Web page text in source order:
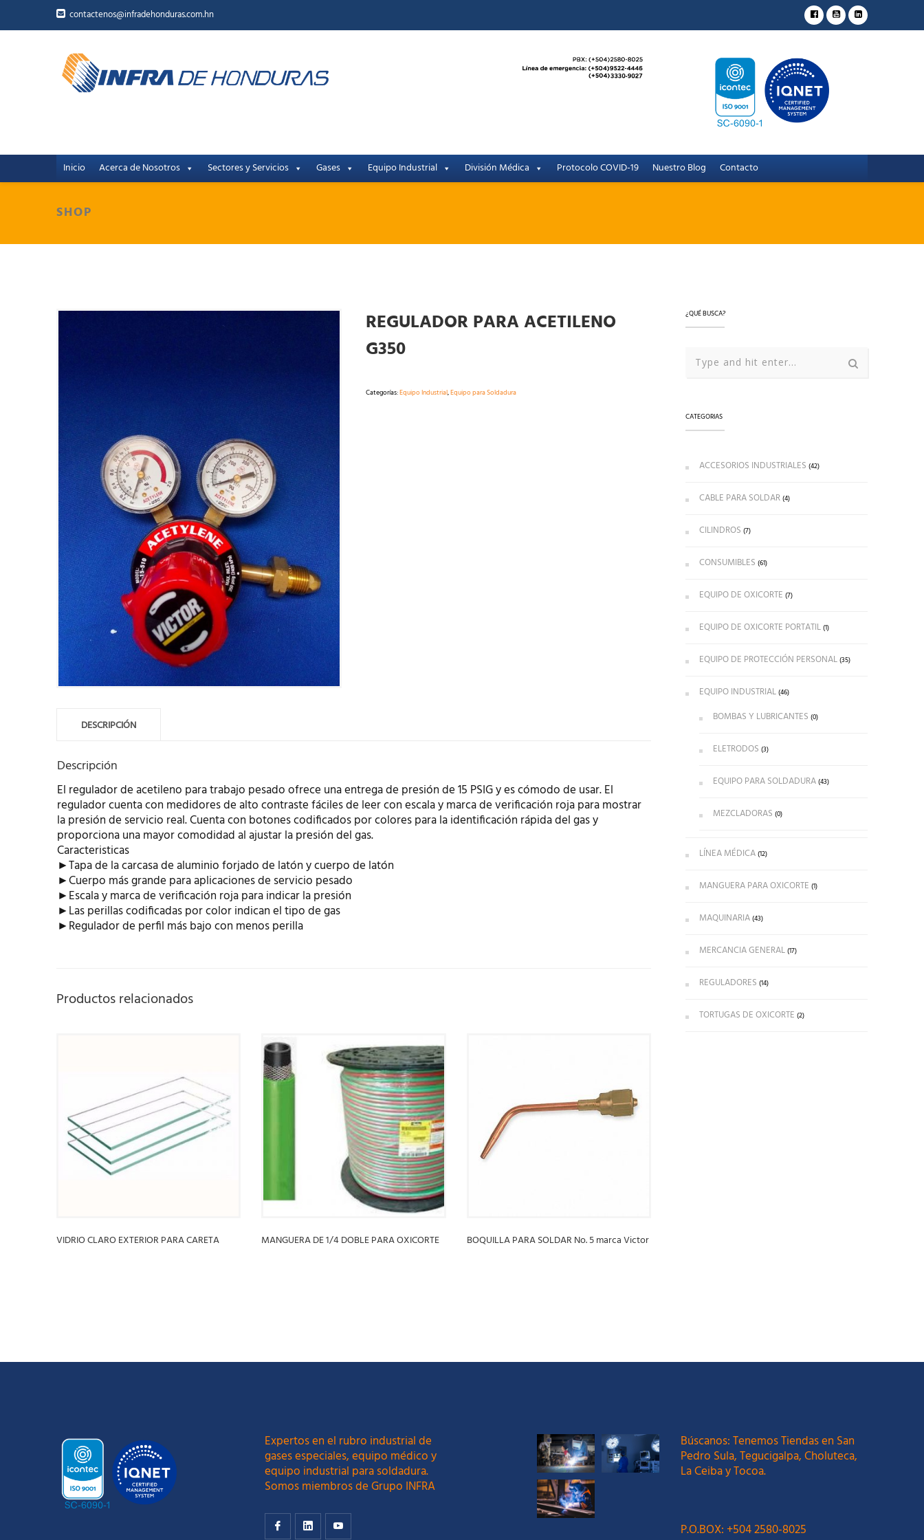
contactenos@infradehonduras.com.hn
Inicio Acerca de Nosotros Sectores y Servicios Gases Equipo Industrial División Médica Protocolo COVID-19 Nuestro Blog Contacto
SHOP
REGULADOR PARA ACETILENO
G350
Categorías:Equipo Industrial,Equipo para Soldadura
DESCRIPCIÓN
Descripción
El regulador de acetileno para trabajo pesado ofrece una entrega de presión de 15 PSIG y es cómodo de usar. El
regulador cuenta con medidores de alto contraste fáciles de leer con escala y marca de verificación roja para mostrar
la presión de servicio real. Cuenta con botones codificados por colores para la identificación rápida del gas y
proporciona una mayor comodidad al ajustar la presión del gas.
Caracteristicas
►Tapa de la carcasa de aluminio forjado de latón y cuerpo de latón
►Cuerpo más grande para aplicaciones de servicio pesado
►Escala y marca de verificación roja para indicar la presión
►Las perillas codificadas por color indican el tipo de gas
►Regulador de perfil más bajo con menos perilla
Productos relacionados
VIDRIO CLARO EXTERIOR PARA CARETA MANGUERA DE 1/4 DOBLE PARA OXICORTE BOQUILLA PARA SOLDAR No. 5 marca Victor
¿QUÉ BUSCA?
CATEGORIAS
ACCESORIOS INDUSTRIALES (42)
CABLE PARA SOLDAR(4)
CILINDROS (7)
CONSUMIBLES (61)
EQUIPO DE OXICORTE (7)
EQUIPO DE OXICORTE PORTATIL(1)
EQUIPO DE PROTECCIÓN PERSONAL(35)
EQUIPO INDUSTRIAL(46)
BOMBAS Y LUBRICANTES (0)
ELETRODOS (3)
EQUIPO PARA SOLDADURA(43)
MEZCLADORAS (0)
LÍNEA MÉDICA(12)
MANGUERA PARA OXICORTE (1)
MAQUINARIA(43)
MERCANCIA GENERAL(17)
REGULADORES (14)
TORTUGAS DE OXICORTE (2)
Expertos en el rubro industrial de
gases especiales, equipo médico y
equipo industrial para soldadura.
Somos miembros de Grupo INFRA
Búscanos: Tenemos Tiendas en San
Pedro Sula, Tegucigalpa, Choluteca,
La Ceiba y Tocoa.
P.O.BOX: +504 2580-8025